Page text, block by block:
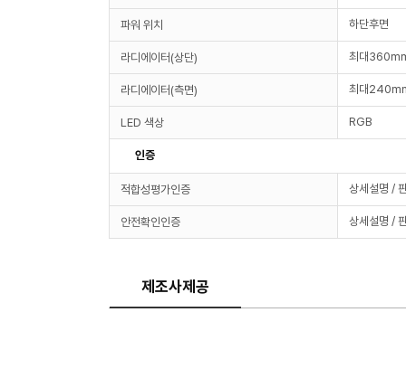
파워 위치 하단후면
라디에이터(상단) 최대
라디에이터(측면) 최대
LED 색상 RGB
인증
적합성평가인증 상세설명 /
안전확인인증 상세설명 /
제조사제공